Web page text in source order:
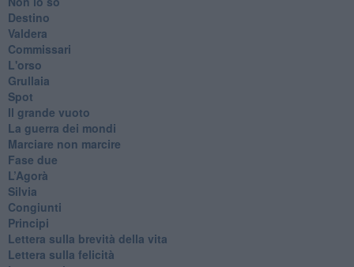
Destino
Valdera
Commissari
L'orso
Grullaia
Spot
​Il grande vuoto
​La guerra dei mondi
Marciare non marcire
Fase due
L’Agorà
Silvia
Congiunti
Principi
​Lettera sulla brevità della vita
​Lettera sulla felicità